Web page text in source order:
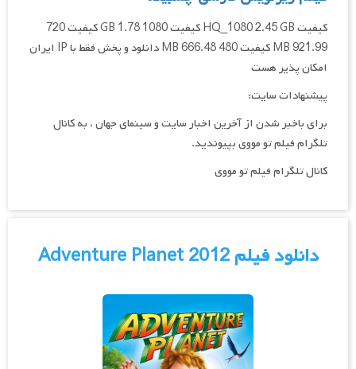
کیفیت HQ_1080 2.45 GB کیفیت 1080 1.78 GB کیفیت 720
921.99 MB کیفیت 480 666.48 MB دانلود و پخش فقط با IP ایران
امکان پذیر هست
پیشنهادات سایت:
برای باخبر شدن از آخرین اخبار سایت و سینمای جهان ، به کانال
تلگرام فیلم تو مووی بپیوندید.
کانال تلگرام فیلم تو مووی
دانلود فیلم Adventure Planet 2012